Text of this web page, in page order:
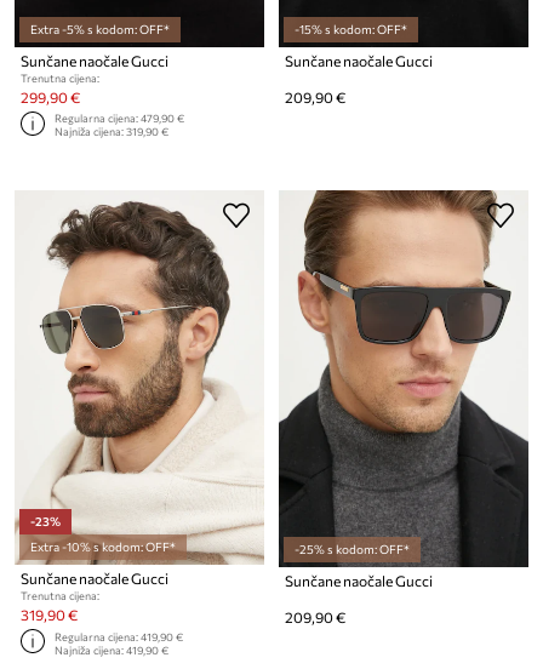
Extra -5% s kodom: OFF*
Sunčane naočale Gucci
Trenutna cijena:
299,90 €
Regularna cijena:479,90 €
Najniža cijena:319,90 €
-15% s kodom: OFF*
Sunčane naočale Gucci
209,90 €
-23%
Extra -10% s kodom: OFF*
Sunčane naočale Gucci
Trenutna cijena:
319,90 €
Regularna cijena:419,90 €
Najniža cijena:419,90 €
-25% s kodom: OFF*
Sunčane naočale Gucci
209,90 €